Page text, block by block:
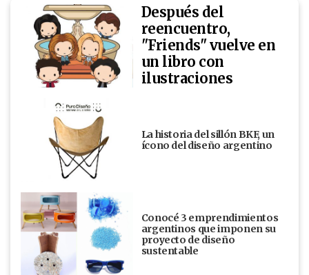
Después del
reencuentro,
"Friends" vuelve en
un libro con
ilustraciones
La historia del sillón BKF, un
ícono del diseño argentino
Conocé 3 emprendimientos
argentinos que imponen su
proyecto de diseño
sustentable